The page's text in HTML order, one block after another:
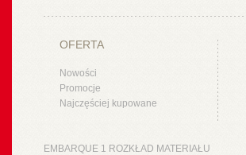
OFERTA
Nowości
Promocje
Najczęściej kupowane
EMBARQUE 1 ROZKŁAD MATERIAŁU